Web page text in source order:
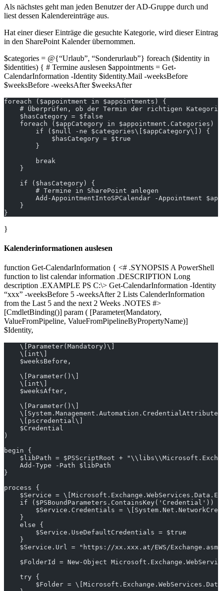
Als nächstes geht man jeden Benutzer der AD-Gruppe durch und
liest dessen Kalendereinträge aus.
Hat einer dieser Einträge die gesuchte Kategorie, wird dieser Eintrag
in den SharePoint Kalender übernommen.
$categories = @{“Urlaub”, “Sonderurlaub”} foreach ($identity in
$identities) { # Termine auslesen $appointments = Get-
CalendarInformation -Identity $identity.Mail -weeksBefore
$weeksBefore -weeksAfter $weeksAfter
foreach ($appointment in $appointments) {
# Überprüfen, ob der Termin der richtigen
    $hasCategory = $false
    foreach ($appCategory in $appointment.Categories) {
        if ($null -ne $categories\[$appCategory\]) {
            $hasCategory = $true
        }
        break
    }
    if ($hasCategory) {
        # Termine in SharePoint anlegen
Add-AppointmentIntoSPCalendar -Appointment
    }
}
}
Kalenderinformationen auslesen
function Get-CalendarInformation { <# .SYNOPSIS A PowerShell
function to list calendar information .DESCRIPTION Long
description .EXAMPLE PS C:\> Get-CalendarInformation -Identity
“xxx” -weeksBefore 5 -weeksAfter 2 Lists CalenderInformation
from the Last 5 and the next 2 Weeks .NOTES #>
[CmdletBinding()] param ( [Parameter(Mandatory,
ValueFromPipeline, ValueFromPipelineByPropertyName)]
$Identity,
    \[Parameter(Mandatory)\]
    \[int\]
    $weeksBefore,
    \[Parameter()\]
    \[int\]
    $weeksAfter,
    \[Parameter()\]
    \[pscredential\]
    $Credential
)
begin {
$libPath = $PSScriptRoot +
    Add-Type -Path $libPath
}
process {
$Service =
    if ($PSBoundParameters.ContainsKey('Credential')) {
$Service.Credentials =
    }
    else {
        $Service.UseDefaultCredentials = $true
    }
$Service.Url = "https://xx.xxx.at/EWS/
$FolderId = New-Object
    try {
$Folder =